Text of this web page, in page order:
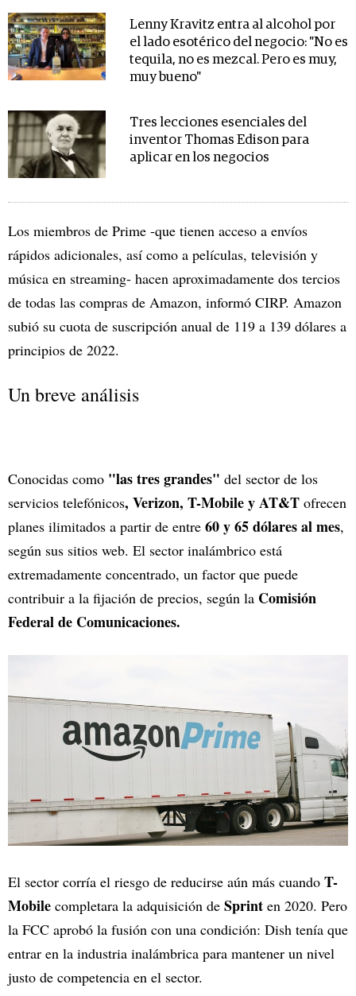
Lenny Kravitz entra al alcohol por
el lado esotérico del negocio: "No es
tequila, no es mezcal. Pero es muy,
muy bueno"
Tres lecciones esenciales del
inventor Thomas Edison para
aplicar en los negocios
Los miembros de Prime -que tienen acceso a envíos
rápidos adicionales, así como a películas, televisión y
música en streaming- hacen aproximadamente dos tercios
de todas las compras de Amazon, informó CIRP. Amazon
subió su cuota de suscripción anual de 119 a 139 dólares a
principios de 2022.
Un breve análisis
Conocidas como "las tres grandes" del sector de los
servicios telefónicos, Verizon, T-Mobile y AT&T ofrecen
planes ilimitados a partir de entre 60 y 65 dólares al mes,
según sus sitios web. El sector inalámbrico está
extremadamente concentrado, un factor que puede
contribuir a la fijación de precios, según la Comisión
Federal de Comunicaciones.
El sector corría el riesgo de reducirse aún más cuando T-
Mobile completara la adquisición de Sprint en 2020. Pero
la FCC aprobó la fusión con una condición: Dish tenía que
entrar en la industria inalámbrica para mantener un nivel
justo de competencia en el sector.